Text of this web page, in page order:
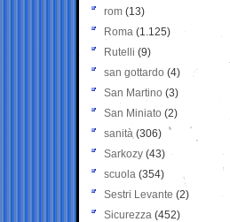
rom (13)
Roma (1.125)
Rutelli (9)
san gottardo (4)
San Martino (3)
San Miniato (2)
sanità (306)
Sarkozy (43)
scuola (354)
Sestri Levante (2)
Sicurezza (452)